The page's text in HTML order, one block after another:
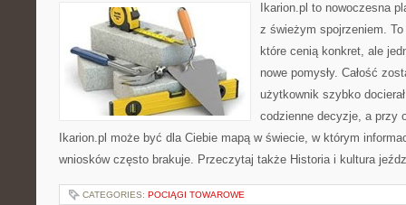
Ikarion.pl to nowoczesna
z świeżym spojrzeniem.
które cenią konkret, ale
nowe pomysły. Całość
użytkownik szybko
codzienne decyzje, a przy
Ikarion.pl może być dla Ciebie mapą w świecie, w którym
wniosków często brakuje. Przeczytaj także Historia i kultura
CATEGORIES: POCIĄGI TOWAROWE